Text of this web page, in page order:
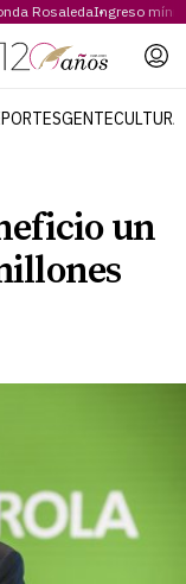
RosaledaIngreso
GENTECULTURA
un